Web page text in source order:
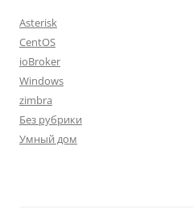
Asterisk
CentOS
ioBroker
Windows
zimbra
Без рубрики
Умный дом